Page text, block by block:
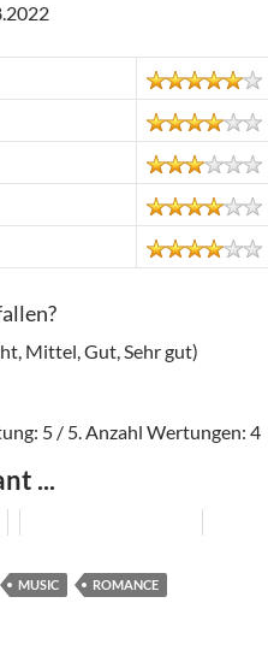
Mittel, Gut, Sehr gut)
5 / 5. Anzahl Wertungen: 4
...
MUSIC ROMANCE